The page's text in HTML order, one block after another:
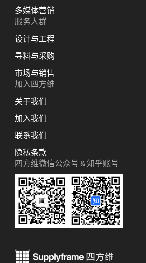
多媒体营销
服务人群
设计与工程
寻料与采购
市场与销售
加入四方维
关于我们
加入我们
联系我们
隐私条款
四方维微信公众号 & 知乎账号